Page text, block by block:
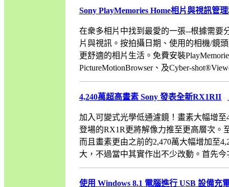
Sony PlayMemories Home相片與視訊管
在衆多相片中找到最愛的一張--根據需要
片與視訊。按拍攝日期、使用的相機/鏡
更舒適的相片生活。免費安裝
PictureMotionBrowser、及Cyber-
4,240萬超高畫素 Sony 發表全新RX1RII
加入可變式光學低通濾鏡！畫素大幅增
登場的RX1R更將解像力推至更高層次。
而且畫素更由之前的2,470萬大幅增加至
大，不過當中其實作出不少改動。首先
使用 Windows 8.1 電腦進行 USB 設備充